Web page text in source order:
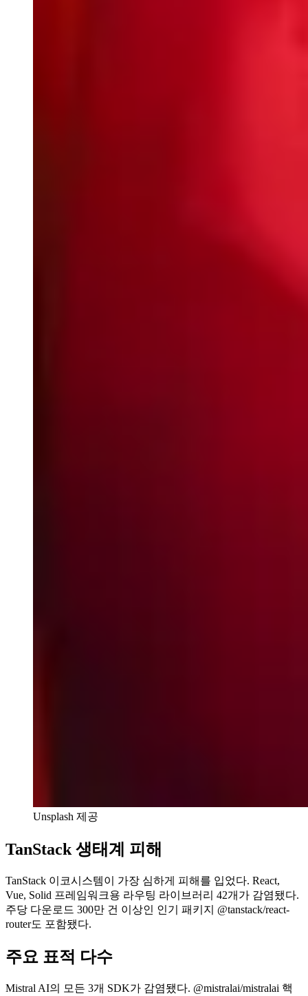
Unsplash 제공
TanStack 생태계 피해
TanStack 이코시스템이 가장 심하게 피해를 입었다. React,
Vue, Solid 프레임워크용 라우팅 라이브러리 42개가 감염됐다.
주당 다운로드 300만 건 이상인 인기 패키지 @tanstack/react-
router도 포함됐다.
주요 표적 다수
Mistral AI의 모든 3개 SDK가 감염됐다. @mistralai/mistralai 핵